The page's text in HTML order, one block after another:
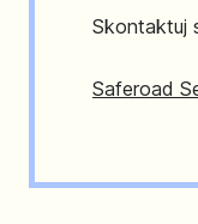
Skontaktuj
Saferoad